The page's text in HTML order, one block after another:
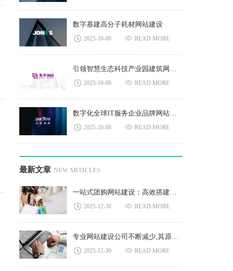
数字基建高分子耗材网站建设
2025-10-08 READ MORE
2025-10-08 READ MORE
2025-10-08 READ MORE
最新文章 NEW ARTICLES
2025-12-30 READ MORE
2025-12-30 READ MORE